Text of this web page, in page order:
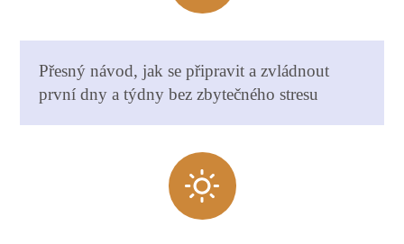
Přesný návod, jak se připravit a zvládnout
první dny a týdny bez zbytečného stresu